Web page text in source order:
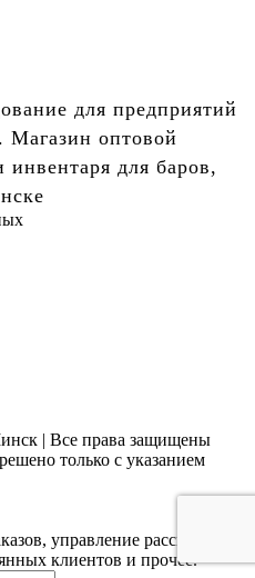
для предприятий
Магазин оптовой
для баров,
| Все права защищены
только с указанием
управление рассылками,
клиентов и прочее.